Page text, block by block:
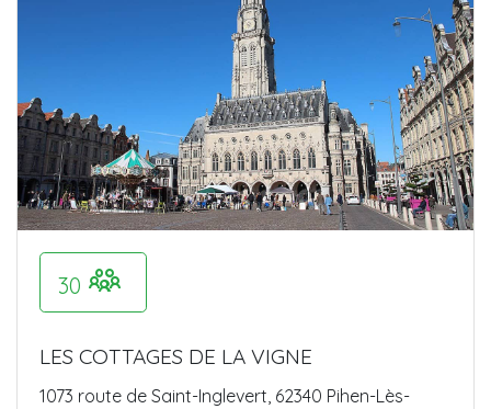
30
LES COTTAGES DE LA VIGNE
1073 route de Saint-Inglevert, 62340 Pihen-Lès-